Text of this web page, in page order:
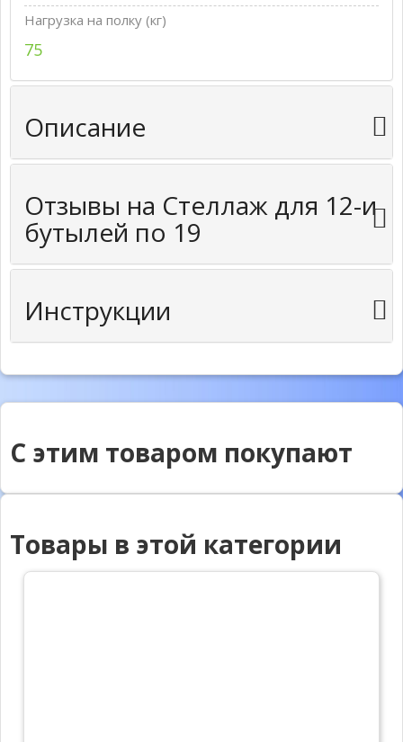
Нагрузка на полку (кг)
75
Описание
Отзывы на Стеллаж для 12-и
бутылей по 19
Инструкции
С этим товаром покупают
Товары в этой категории